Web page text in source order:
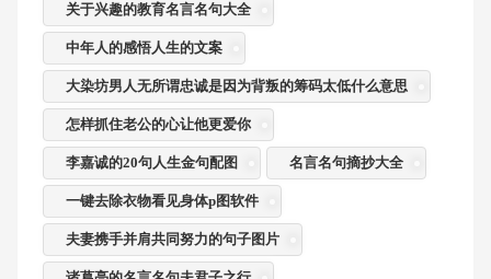
关于兴趣的教育名言名句大全
中年人的感悟人生的文案
大染坊男人无所谓忠诚是因为背叛的筹码太低什么意思
怎样抓住老公的心让他更爱你
李嘉诚的20句人生金句配图 名言名句摘抄大全
一键去除衣物看见身体p图软件
夫妻携手并肩共同努力的句子图片